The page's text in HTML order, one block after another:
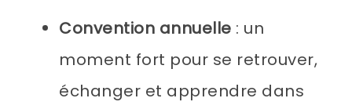
Convention annuelle : un
moment fort pour se retrouver,
échanger et apprendre dans